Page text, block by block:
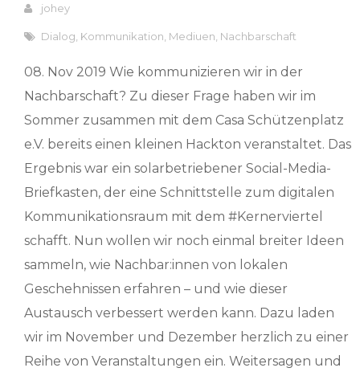
johey
Dialog Kommunikation Mediuen Nachbarschaft
08. Nov 2019 Wie kommunizieren wir in der
Nachbarschaft? Zu dieser Frage haben wir im
Sommer zusammen mit dem Casa Schützenplatz
e.V. bereits einen kleinen Hackton veranstaltet. Das
Ergebnis war ein solarbetriebener Social-Media-
Briefkasten, der eine Schnittstelle zum digitalen
Kommunikationsraum mit dem #Kernerviertel
schafft. Nun wollen wir noch einmal breiter Ideen
sammeln, wie Nachbar:innen von lokalen
Geschehnissen erfahren – und wie dieser
Austausch verbessert werden kann. Dazu laden
wir im November und Dezember herzlich zu einer
Reihe von Veranstaltungen ein. Weitersagen und